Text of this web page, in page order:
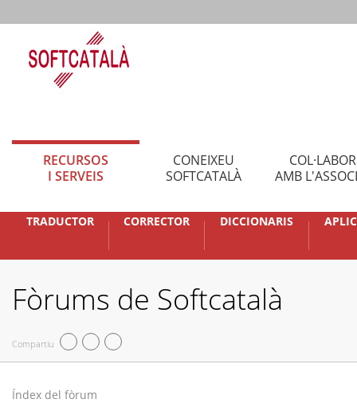
RECURSOS
I SERVEIS
CONEIXEU
SOFTCATALÀ
AMB
TRADUCTOR CORRECTOR DICCIONARIS
Fòrums de Softcatalà
Compartiu
Índex del fòrum